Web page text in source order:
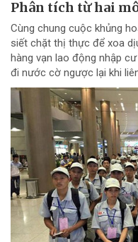
Phân tích từ hai
Cùng chung cuộc khủng
siết chặt thị thực để xoa
hàng vạn lao động nhập
đi nước cờ ngược lại khi